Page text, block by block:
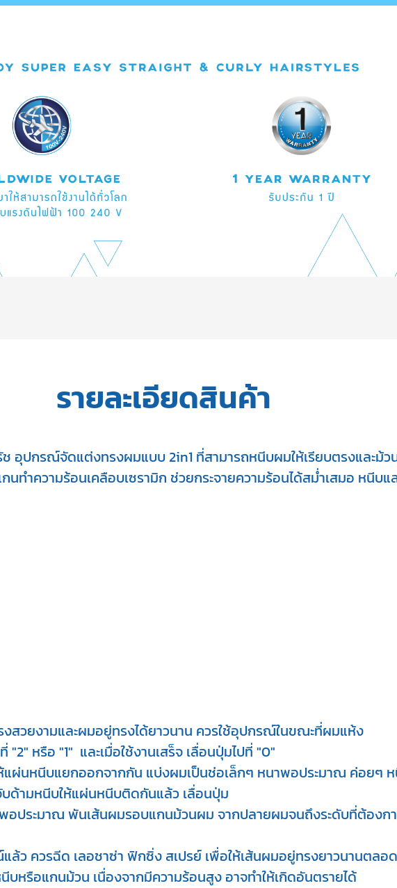
รายละเอียดสินค้า
ช อุปกรณ์จัดแต่งทรงผมแบบ 2in1 ที่สามารถหนีบผมให้เรียบตรงและม้
ทำความร้อนเคลือบเซรามิก ช่วยกระจายความร้อนได้สม่ำเสมอ หนีบแ
งสวยงามและผมอยู่ทรงได้ยาวนาน ควรใช้อุปกรณ์ในขณะที่ผมแห้ง
หรือ "1"  และเมื่อใช้งานเสร็จ เลื่อนปุ่มไปที่ "0"
แผ่นหนีบแยกออกจากกัน แบ่งผมเป็นช่อเล็กๆ หนาพอประมาณ ค่อยๆ
ด้ามหนีบให้แผ่นหนีบติดกันแล้ว เลื่อนปุ่ม
อประมาณ พันเส้นผมรอบแกนม้วนผม จากปลายผมจนถึงระดับที่ต้องก
ว ควรฉีด เลอชาซ่า ฟิกซิ่ง สเปรย์ เพื่อให้เส้นผมอยู่ทรงยาวนานตลอ
หรือแกนม้วน เนื่องจากมีความร้อนสูง อาจทำให้เกิดอันตรายได้